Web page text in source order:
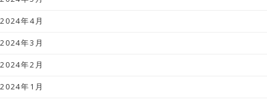
2024年4月
2024年3月
2024年2月
2024年1月